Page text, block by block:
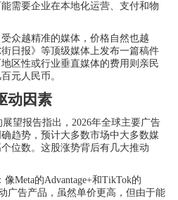
需要企业在本地化运营、支付和物
众越精准的媒体，价格自然也越
日报》等顶级媒体上发布一篇稿件
区性或行业垂直媒体的费用则亲民
元人民币。
动因素
望报告指出，2026年全球主要广告
趋势，预计大多数市场中大多数媒
位数。这股涨势背后有几大推动
：像Meta的Advantage+和TikTok的
广告产品，虽然单价更高，但由于能